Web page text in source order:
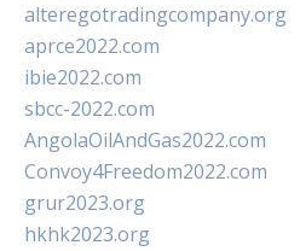
alteregotradingcompany.org
aprce2022.com
ibie2022.com
sbcc-2022.com
AngolaOilAndGas2022.com
Convoy4Freedom2022.com
grur2023.org
hkhk2023.org